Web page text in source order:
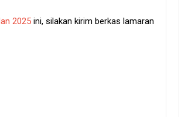
2025 ini, silakan kirim berkas lamaran